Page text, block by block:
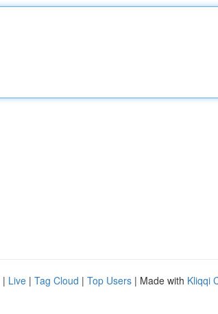
| Live | Tag Cloud | Top Users | Made with Kliqqi